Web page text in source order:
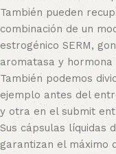
También pueden
combinación de un
estrogénico SERM,
aromatasa y
También podemos
ejemplo antes del
y otra en el submit
Sus cápsulas líquidas
garantizan el máximo